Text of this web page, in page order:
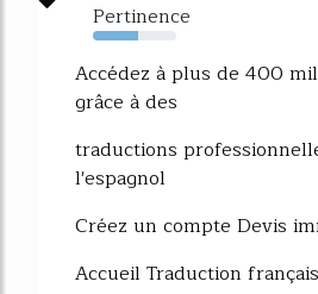
Pertinence
54%
Accédez à plus de 400
grâce à des
traductions
l'espagnol
Créez un compte Devis
Accueil Traduction